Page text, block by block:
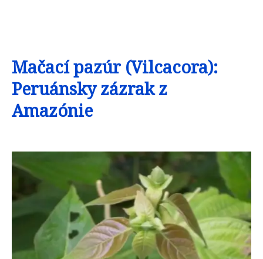
Mačací pazúr (Vilcacora):
Peruánsky zázrak z
Amazónie